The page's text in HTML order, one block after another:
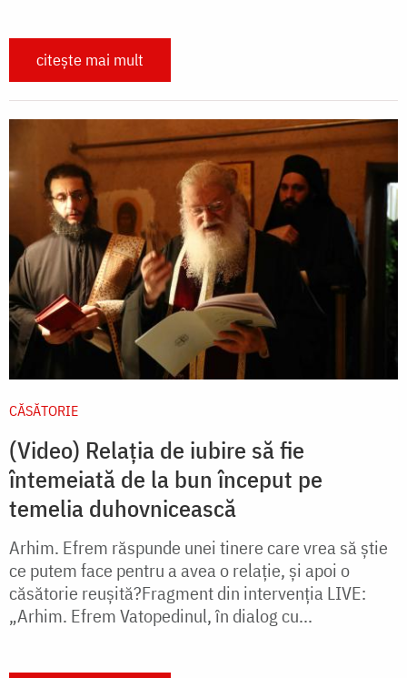
citește mai mult
CĂSĂTORIE
(Video) Relația de iubire să fie
întemeiată de la bun început pe
temelia duhovnicească
Arhim. Efrem răspunde unei tinere care vrea să știe
ce putem face pentru a avea o relație, și apoi o
căsătorie reușită?Fragment din intervenția LIVE:
„Arhim. Efrem Vatopedinul, în dialog cu...